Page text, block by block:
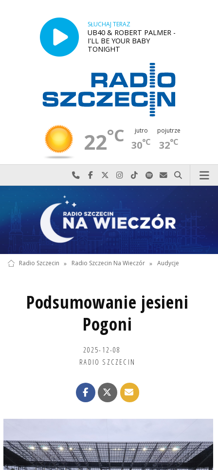
SŁUCHAJ TERAZ
UB40 & ROBERT PALMER -
I'LL BE YOUR BABY
TONIGHT
22°C jutro
30°C
pojutrze
32°C
Najlepiej po prostu do nas zadzwoń
Odwiedź nas na Facebook-u
Odwiedź nas na X
Odwiedź nas na Instagram-ie
Odwiedź nas na TikTok-u
Szukaj nas na Spotify
Wyślij do nas
Szukaj
Radio Szczecin » Radio Szczecin Na Wieczór » Audycje
Podsumowanie jesieni
Pogoni
2025-12-08
RADIO SZCZECIN